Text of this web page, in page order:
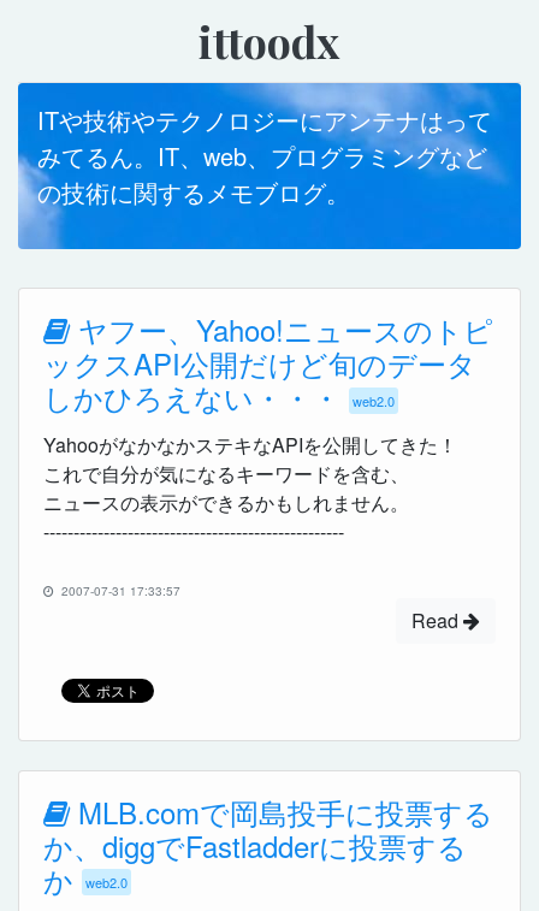
ittoodx
ITや技術やテクノロジーにアンテナはって
みてるん。IT、web、プログラミングなど
の技術に関するメモブログ。
ヤフー、Yahoo!ニュースのトピ
ックスAPI公開だけど旬のデータ
しかひろえない・・・
web2.0
YahooがなかなかステキなAPIを公開してきた！
これで自分が気になるキーワードを含む、
ニュースの表示ができるかもしれません。
--------------------------------------------------
2007-07-31 17:33:57
Read
MLB.comで岡島投手に投票する
か、diggでFastladderに投票する
か
web2.0